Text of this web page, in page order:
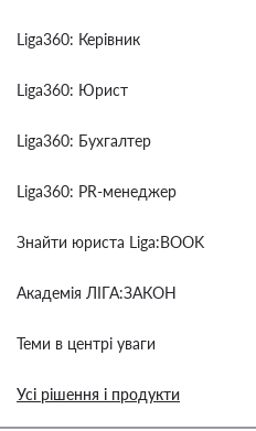
Liga360: Керівник
Liga360: Юрист
Liga360: Бухгалтер
Liga360: PR-менеджер
Знайти юриста Liga:BOOK
Академія ЛІГА:ЗАКОН
Теми в центрі уваги
Усі рішення і продукти